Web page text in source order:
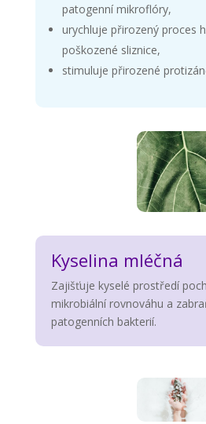
patogenní mikroflóry,
urychluje přirozený proces
poškozené sliznice,
stimuluje přirozené
Kyselina mléčná
Zajišťuje kyselé prostředí
mikrobiální rovnováhu a
patogenních bakterií.